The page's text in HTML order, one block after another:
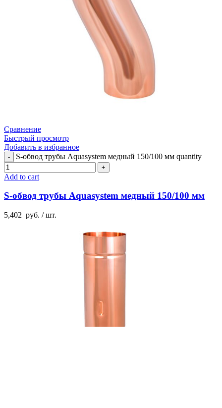
Сравнение
Быстрый просмотр
Добавить в избранное
S-обвод трубы Aquasystem медный 150/100 мм quantity
Add to cart
S-обвод трубы Aquasystem медный 150/100 мм
5,402 руб. / шт.